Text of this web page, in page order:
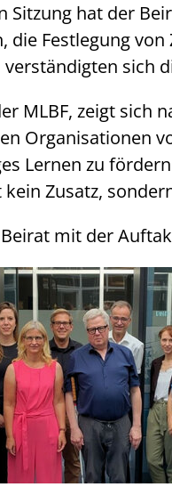
Sitzung hat der
die Festlegung
sich
MLBF, zeigt sich
Organisationen
Lernen zu
Zusatz,
mit der